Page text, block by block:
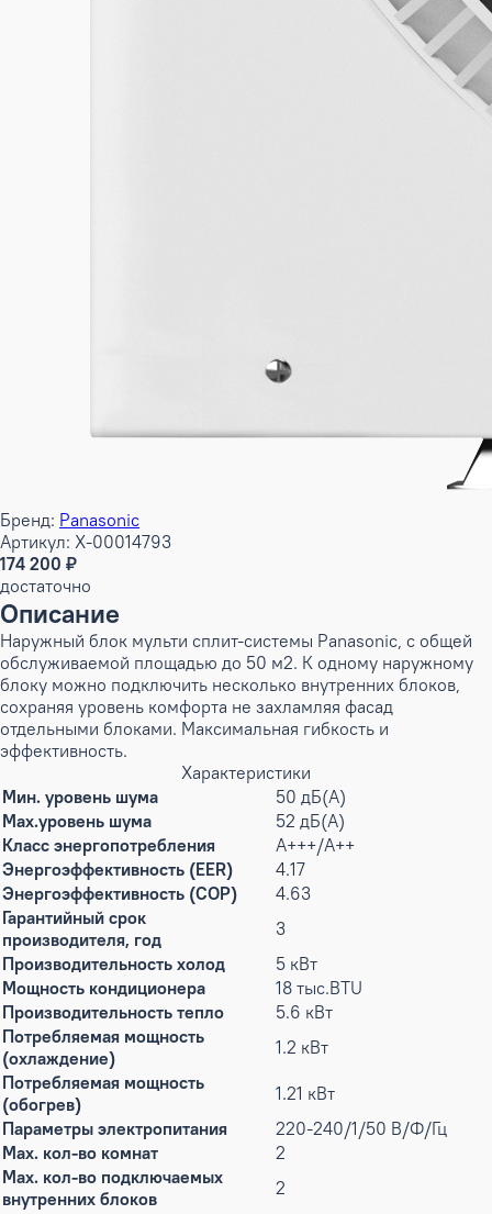
Бренд: Panasonic
Артикул: X-00014793
174 200 ₽
достаточно
Описание
Наружный блок мульти сплит-системы Panasonic, с общей
обслуживаемой площадью до 50 м2. К одному наружному
блоку можно подключить несколько внутренних блоков,
сохраняя уровень комфорта не захламляя фасад
отдельными блоками. Максимальная гибкость и
эффективность.
Характеристики
Мин. уровень шума
50 дБ(А)
Max.уровень шума
52 дБ(А)
Класс энергопотребления
A+++/A++
Энергоэффективность (EER)
4.17
Энергоэффективность (COP)
4.63
Гарантийный срок
производителя, год
3
Производительность холод
5 кВт
Мощность кондиционера
18 тыс.BTU
Производительность тепло
5.6 кВт
Потребляемая мощность
(охлаждение)
1.2 кВт
Потребляемая мощность
(обогрев)
1.21 кВт
Параметры электропитания
220-240/1/50 В/Ф/Гц
Max. кол-во комнат
2
Max. кол-во подключаемых
внутренних блоков
2